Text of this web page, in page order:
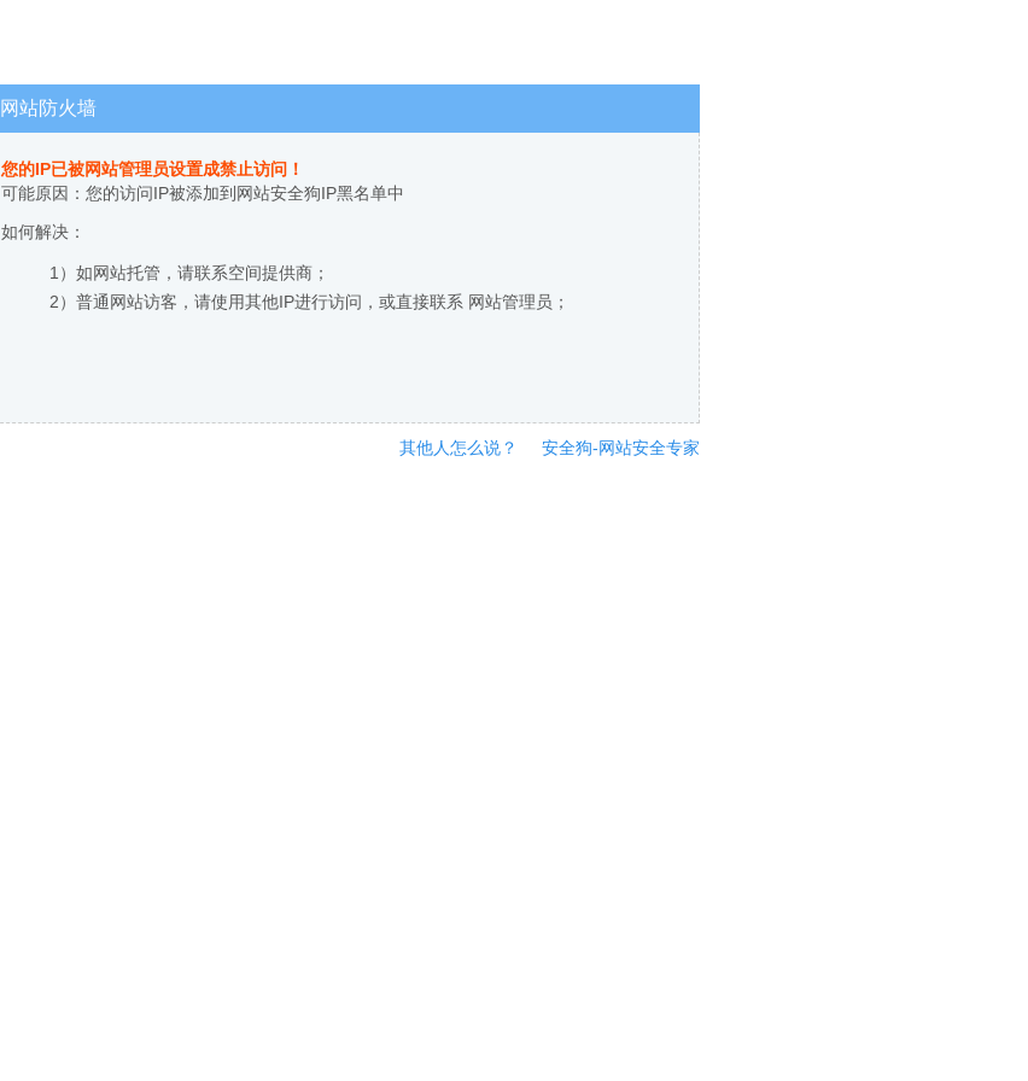
网站防火墙
您的IP已被网站管理员设置成禁止访问！
可能原因：您的访问IP被添加到网站安全狗IP黑名单中
如何解决：
1）如网站托管，请联系空间提供商；
2）普通网站访客，请使用其他IP进行访问，或直接联系 网站管理员；
其他人怎么说？ 安全狗-网站安全专家